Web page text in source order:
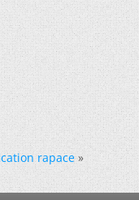
rapace »